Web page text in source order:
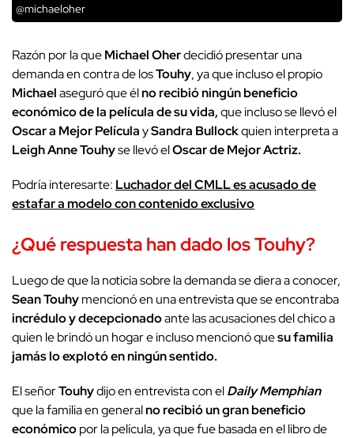
@michaeloher
Razón por la queMichael Oherdecidió presentar una
demanda en contra de losTouhy, ya que incluso el propio
Michaelaseguró que élno recibió ningún beneficio
económico de la película de su vida,que incluso se llevó el
Oscar a Mejor PelículaySandra Bullockquien interpreta a
Leigh Anne Touhyse llevó elOscar de Mejor Actriz.
Podría interesarte: Luchador del CMLL es acusado de
estafar a modelo con contenido exclusivo
¿Qué respuesta han dado los Touhy?
Luego de que la noticia sobre la demanda se diera a conocer,
Sean Touhymencionó en una entrevista que se encontraba
incrédulo y decepcionadoante las acusaciones del chico a
quien le brindó un hogar e incluso mencionó quesu familia
jamás lo explotó en ningún sentido.
El señorTouhydijo en entrevista con elDaily Memphian
que la familia en generalno recibió un gran beneficio
económicopor la película, ya que fue basada en el libro de